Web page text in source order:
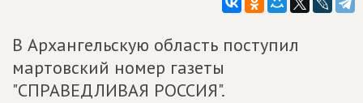
В Архангельскую область поступил
мартовский номер газеты
"СПРАВЕДЛИВАЯ РОССИЯ".